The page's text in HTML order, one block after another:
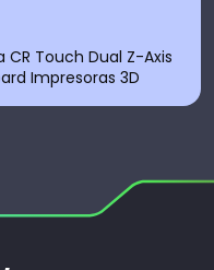
Touch Dual Z-Axis
Impresoras 3D